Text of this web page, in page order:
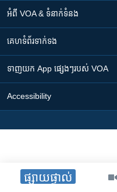
ផ្សាយផ្ទាល់
អំពី​ VOA & ទំនាក់ទំនង
គេហទំព័រ​​ទាក់ទង
ទាញយក​ App ផ្សេងៗ​របស់​ VOA
Accessibility